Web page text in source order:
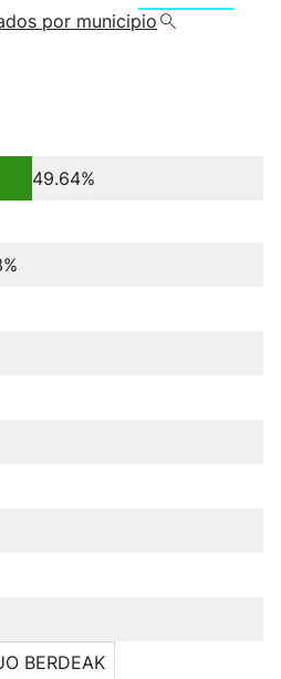
por municipio
49.64%
BERDEAK